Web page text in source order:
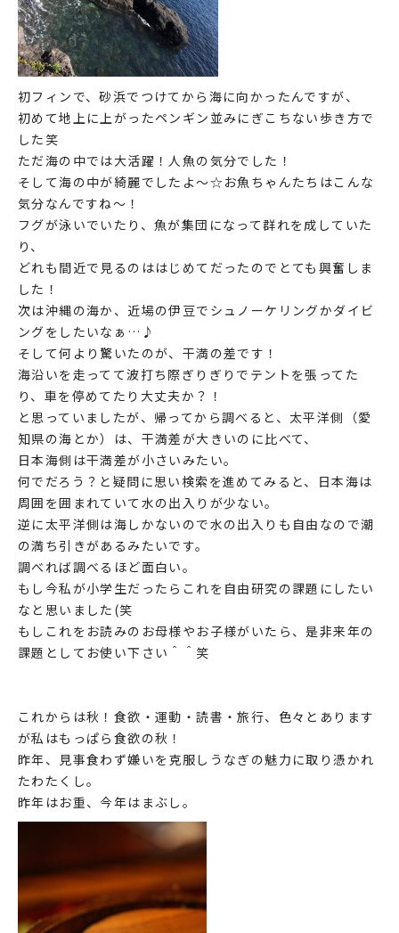
初フィンで、砂浜でつけてから海に向かったんですが、
初めて地上に上がったペンギン並みにぎこちない歩き方で
した笑
ただ海の中では大活躍！人魚の気分でした！
そして海の中が綺麗でしたよ～☆お魚ちゃんたちはこんな
気分なんですね～！
フグが泳いでいたり、魚が集団になって群れを成していた
り、
どれも間近で見るのははじめてだったのでとても興奮しま
した！
次は沖縄の海か、近場の伊豆でシュノーケリングかダイビ
ングをしたいなぁ…♪
そして何より驚いたのが、干満の差です！
海沿いを走ってて波打ち際ぎりぎりでテントを張ってた
り、車を停めてたり大丈夫か？！
と思っていましたが、帰ってから調べると、太平洋側（愛
知県の海とか）は、干満差が大きいのに比べて、
日本海側は干満差が小さいみたい。
何でだろう？と疑問に思い検索を進めてみると、日本海は
周囲を囲まれていて水の出入りが少ない。
逆に太平洋側は海しかないので水の出入りも自由なので潮
の満ち引きがあるみたいです。
調べれば調べるほど面白い。
もし今私が小学生だったらこれを自由研究の課題にしたい
なと思いました(笑
もしこれをお読みのお母様やお子様がいたら、是非来年の
課題としてお使い下さい＾＾笑
これからは秋！食欲・運動・読書・旅行、色々とあります
が私はもっぱら食欲の秋！
昨年、見事食わず嫌いを克服しうなぎの魅力に取り憑かれ
たわたくし。
昨年はお重、今年はまぶし。